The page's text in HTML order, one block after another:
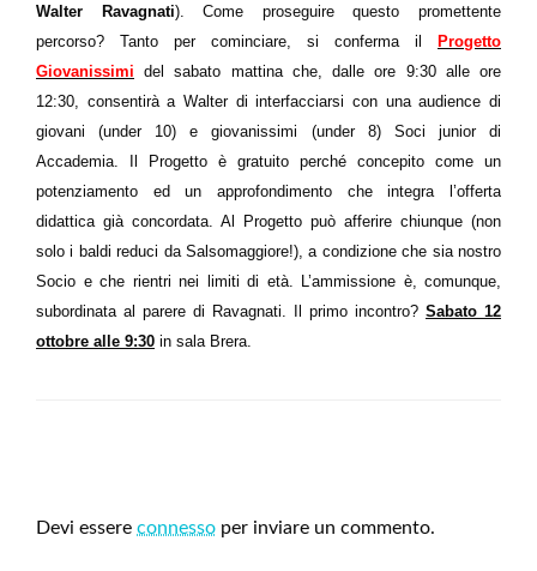
Walter Ravagnati). Come proseguire questo promettente
percorso? Tanto per cominciare, si conferma il Progetto
Giovanissimi del sabato mattina che, dalle ore 9:30 alle ore
12:30, consentirà a Walter di interfacciarsi con una audience di
giovani (under 10) e giovanissimi (under 8) Soci junior di
Accademia. Il Progetto è gratuito perché concepito come un
potenziamento ed un approfondimento che integra l’offerta
didattica già concordata. Al Progetto può afferire chiunque (non
solo i baldi reduci da Salsomaggiore!), a condizione che sia nostro
Socio e che rientri nei limiti di età. L’ammissione è, comunque,
subordinata al parere di Ravagnati. Il primo incontro? Sabato 12
ottobre alle 9:30 in sala Brera.
Devi essere connesso per inviare un commento.